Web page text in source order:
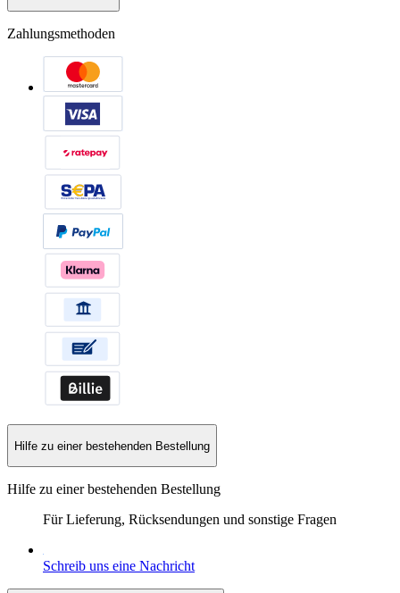
Zahlungsmethoden
Hilfe zu einer bestehenden Bestellung
Hilfe zu einer bestehenden Bestellung
Für Lieferung, Rücksendungen und sonstige Fragen
Schreib uns eine Nachricht